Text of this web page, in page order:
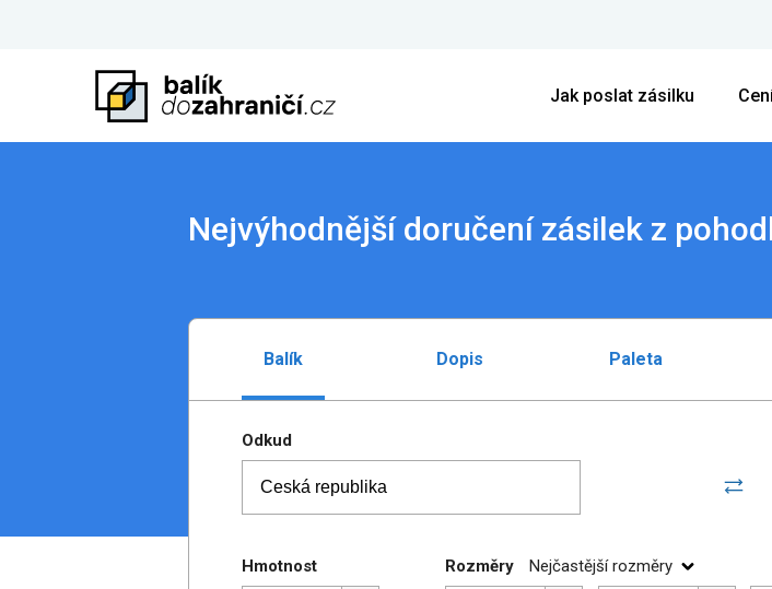
Jak poslat zásilku
Nejvýhodnější doručení zásilek z
Balík Dopis Paleta
Odkud
Hmotnost Rozměry
Nejčastější rozměry